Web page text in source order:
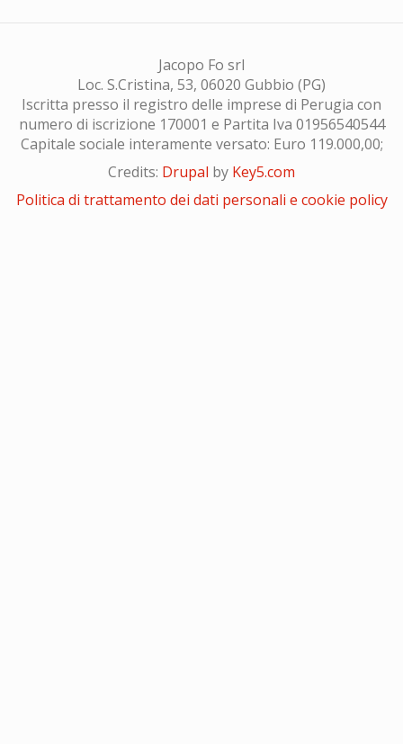
Jacopo Fo srl
Loc. S.Cristina, 53, 06020 Gubbio (PG)
Iscritta presso il registro delle imprese di Perugia con
numero di iscrizione 170001 e Partita Iva 01956540544
Capitale sociale interamente versato: Euro 119.000,00;
Credits: Drupal by Key5.com
Politica di trattamento dei dati personali e cookie policy